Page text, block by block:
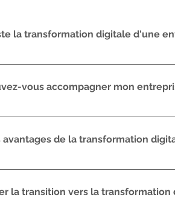
la transformation digitale d'une
digitale d'une entreprise
mieux répondre aux attentes de
vous accompagner mon
vous conseiller et vous proposer
vos processus internes.
avantages de la transformation
digitale permet d'augmenter
client.
la transition vers la